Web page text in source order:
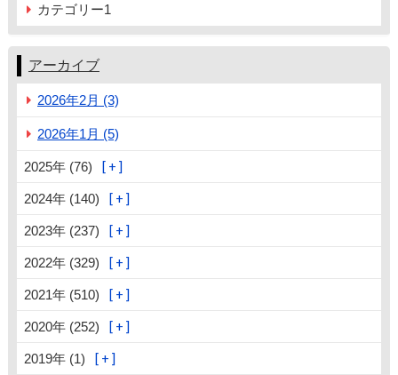
カテゴリー1
アーカイブ
2026年2月 (3)
2026年1月 (5)
2025年 (76)
2024年 (140)
2023年 (237)
2022年 (329)
2021年 (510)
2020年 (252)
2019年 (1)